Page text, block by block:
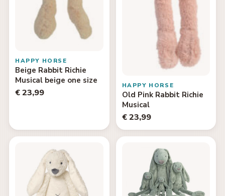
HAPPY HORSE
Beige Rabbit Richie
Musical beige one size
€ 23,99
HAPPY HORSE
Old Pink Rabbit Richie
Musical
€ 23,99